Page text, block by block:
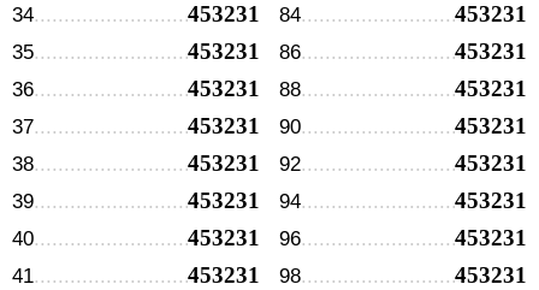
34 453231
35 453231
36 453231
37 453231
38 453231
39 453231
40 453231
41 453231
84 453231
86 453231
88 453231
90 453231
92 453231
94 453231
96 453231
98 453231